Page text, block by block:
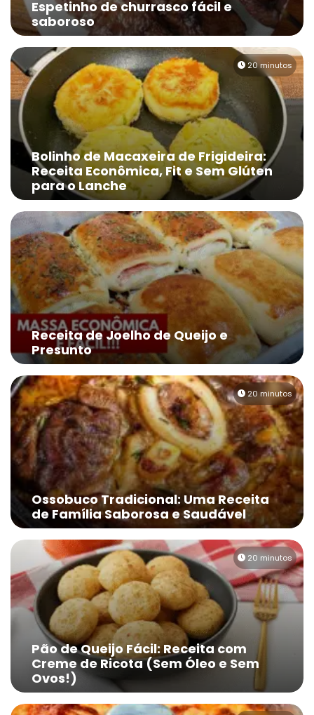
Espetinho de churrasco fácil e
saboroso
20 minutos
Bolinho de Macaxeira de Frigideira:
Receita Econômica, Fit e Sem Glúten
para o Lanche
Receita de Joelho de Queijo e
Presunto
20 minutos
Ossobuco Tradicional: Uma Receita
de Família Saborosa e Saudável
20 minutos
Pão de Queijo Fácil: Receita com
Creme de Ricota (Sem Óleo e Sem
Ovos!)